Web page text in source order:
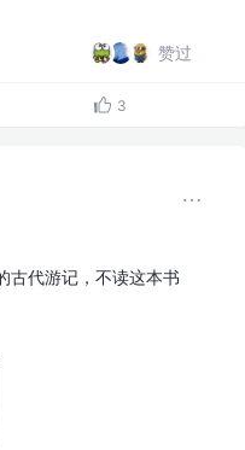
赞过
3
古代游记，不读这本书